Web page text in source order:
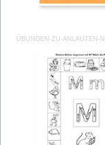
ÜBUNGEN-ZU-ANLAUTEN-